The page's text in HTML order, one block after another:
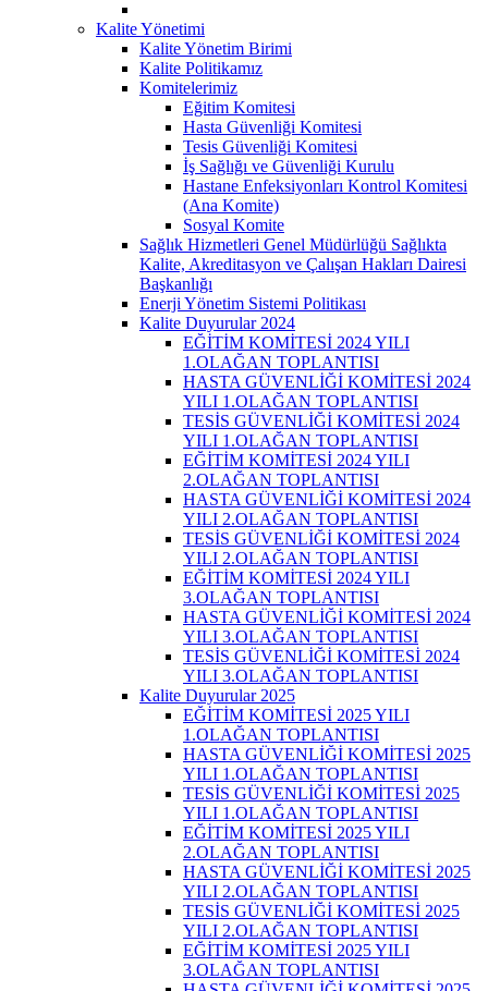
Kalite Yönetimi
Kalite Yönetim Birimi
Kalite Politikamız
Komitelerimiz
Eğitim Komitesi
Hasta Güvenliği Komitesi
Tesis Güvenliği Komitesi
İş Sağlığı ve Güvenliği Kurulu
Hastane Enfeksiyonları Kontrol Komitesi
(Ana Komite)
Sosyal Komite
Sağlık Hizmetleri Genel Müdürlüğü Sağlıkta
Kalite, Akreditasyon ve Çalışan Hakları Dairesi
Başkanlığı
Enerji Yönetim Sistemi Politikası
Kalite Duyurular 2024
EĞİTİM KOMİTESİ 2024 YILI
1.OLAĞAN TOPLANTISI
HASTA GÜVENLİĞİ KOMİTESİ 2024
YILI 1.OLAĞAN TOPLANTISI
TESİS GÜVENLİĞİ KOMİTESİ 2024
YILI 1.OLAĞAN TOPLANTISI
EĞİTİM KOMİTESİ 2024 YILI
2.OLAĞAN TOPLANTISI
HASTA GÜVENLİĞİ KOMİTESİ 2024
YILI 2.OLAĞAN TOPLANTISI
TESİS GÜVENLİĞİ KOMİTESİ 2024
YILI 2.OLAĞAN TOPLANTISI
EĞİTİM KOMİTESİ 2024 YILI
3.OLAĞAN TOPLANTISI
HASTA GÜVENLİĞİ KOMİTESİ 2024
YILI 3.OLAĞAN TOPLANTISI
TESİS GÜVENLİĞİ KOMİTESİ 2024
YILI 3.OLAĞAN TOPLANTISI
Kalite Duyurular 2025
EĞİTİM KOMİTESİ 2025 YILI
1.OLAĞAN TOPLANTISI
HASTA GÜVENLİĞİ KOMİTESİ 2025
YILI 1.OLAĞAN TOPLANTISI
TESİS GÜVENLİĞİ KOMİTESİ 2025
YILI 1.OLAĞAN TOPLANTISI
EĞİTİM KOMİTESİ 2025 YILI
2.OLAĞAN TOPLANTISI
HASTA GÜVENLİĞİ KOMİTESİ 2025
YILI 2.OLAĞAN TOPLANTISI
TESİS GÜVENLİĞİ KOMİTESİ 2025
YILI 2.OLAĞAN TOPLANTISI
EĞİTİM KOMİTESİ 2025 YILI
3.OLAĞAN TOPLANTISI